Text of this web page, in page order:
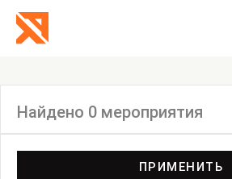
Найдено 0 мероприятия
ПРИМЕНИТЬ